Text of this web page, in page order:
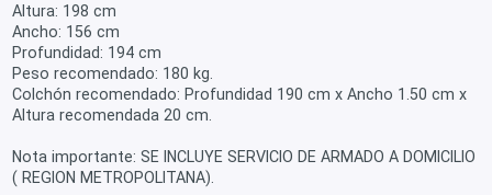
Altura: 198 cm
Ancho: 156 cm
Profundidad: 194 cm
Peso recomendado: 180 kg.
Colchón recomendado: Profundidad 190 cm x Ancho 1.50 cm x
Altura recomendada 20 cm.
Nota importante: SE INCLUYE SERVICIO DE ARMADO A DOMICILIO
( REGION METROPOLITANA).